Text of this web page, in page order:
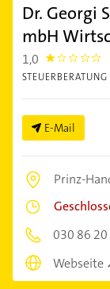
Dr. Georgi
mbH
1,0 1.0
STEUERBERATUNG
E-Mail
Prinz-
030 86
Webseite